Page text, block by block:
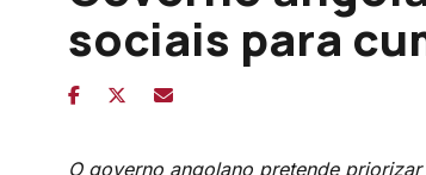
sociais para
O governo angolano pretende